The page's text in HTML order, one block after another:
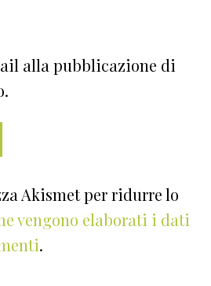
alla pubblicazione di
Akismet per ridurre lo
vengono elaborati i dati
.